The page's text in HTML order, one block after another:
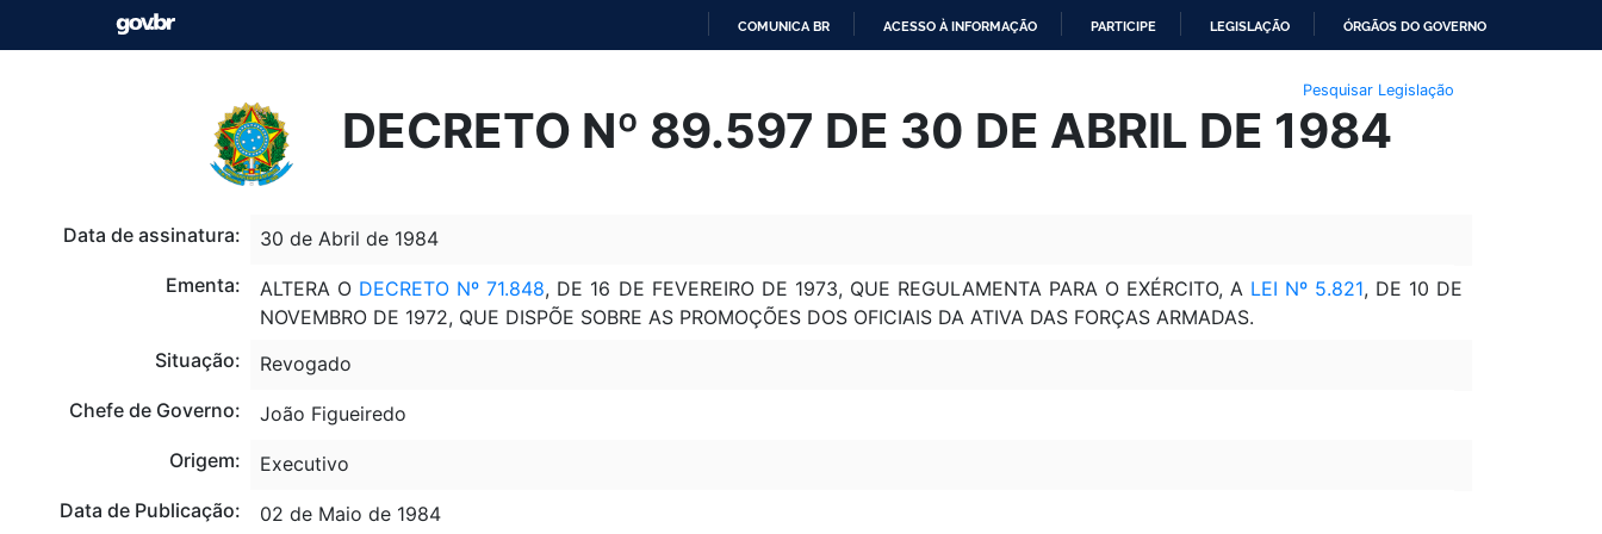
O
CONTEÚDO
COMUNICA BR ACESSO À INFORMAÇÃO PARTICIPE LEGISLAÇÃO ÓRGÃOS DO GOVERNO
Pesquisar Legislação
DECRETO Nº 89.597 DE 30 DE ABRIL DE 1984
Data de assinatura:
30 de Abril de 1984
Ementa:
ALTERA O DECRETO Nº 71.848, DE 16 DE FEVEREIRO DE 1973, QUE REGULAMENTA PARA O EXÉRCITO, A LEI Nº 5.821, DE 10 DE
NOVEMBRO DE 1972, QUE DISPÕE SOBRE AS PROMOÇÕES DOS OFICIAIS DA ATIVA DAS FORÇAS ARMADAS.
Situação:
Revogado
Chefe de Governo:
João Figueiredo
Origem:
Executivo
Data de Publicação:
02 de Maio de 1984